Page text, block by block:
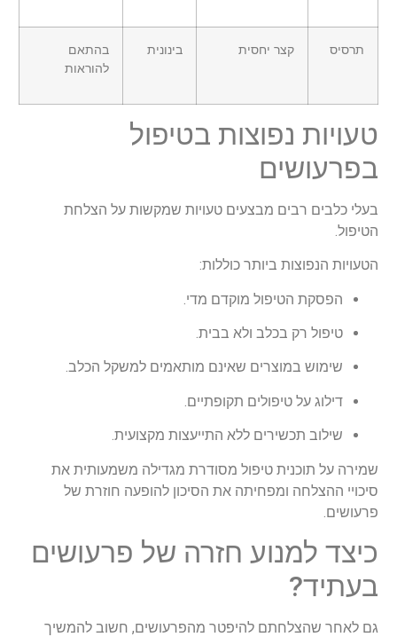
תרסיס קצר יחסית בינונית
בהתאם
להוראות
טעויות נפוצות בטיפול
בפרעושים
בעלי כלבים רבים מבצעים טעויות שמקשות על הצלחת
הטיפול.
הטעויות הנפוצות ביותר כוללות:
הפסקת הטיפול מוקדם מדי.
טיפול רק בכלב ולא בבית.
שימוש במוצרים שאינם מותאמים למשקל הכלב.
דילוג על טיפולים תקופתיים.
שילוב תכשירים ללא התייעצות מקצועית.
שמירה על תוכנית טיפול מסודרת מגדילה משמעותית את
סיכויי ההצלחה ומפחיתה את הסיכון להופעה חוזרת של
פרעושים.
כיצד למנוע חזרה של פרעושים
בעתיד?
גם לאחר שהצלחתם להיפטר מהפרעושים, חשוב להמשיך